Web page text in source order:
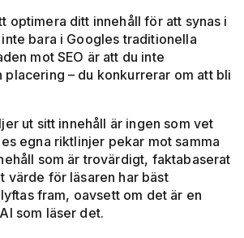
optimera ditt innehåll för att synas i
bara i Googles traditionella
mot SEO är att du inte
placering – du konkurrerar om att bli
ut sitt innehåll är ingen som vet
egna riktlinjer pekar mot samma
som är trovärdigt, faktabaserat
värde för läsaren har bäst
fram, oavsett om det är en
som läser det.